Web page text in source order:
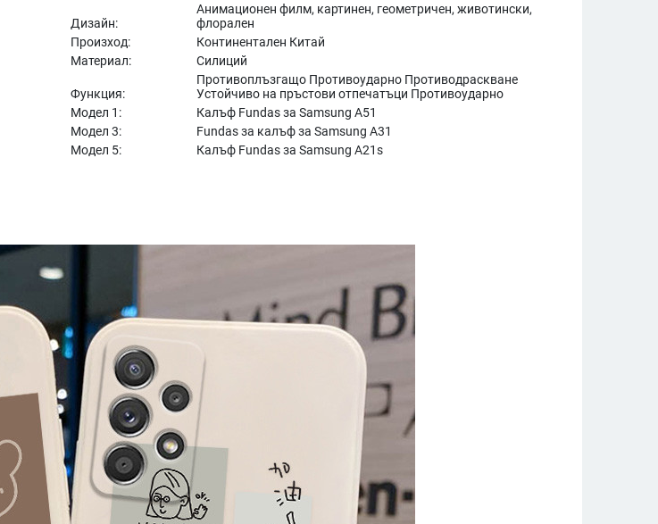
Дизайн:
Анимационен филм, картинен, геометричен, животински,
флорален
Произход:
Континентален Китай
Материал: Силиций
Функция:
Противоплъзгащо Противоударно Противодраскване
Устойчиво на пръстови отпечатъци Противоударно
Модел 1:
Калъф Fundas за Samsung A51
Модел 3:
Fundas за калъф за Samsung A31
Модел 5:
Калъф Fundas за Samsung A21s